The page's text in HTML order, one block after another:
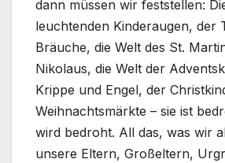
dann müssen wir feststellen:
leuchtenden Kinderaugen, der
Bräuche, die Welt des St.
Nikolaus, die Welt der
Krippe und Engel, der
Weihnachtsmärkte – sie ist
wird bedroht. All das, was wir
unsere Eltern, Großeltern,